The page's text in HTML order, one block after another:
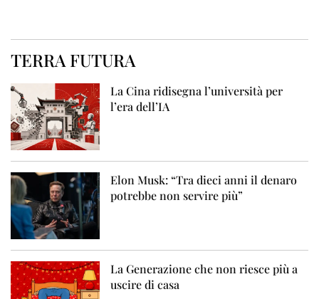
TERRA FUTURA
La Cina ridisegna l’università per
l’era dell’IA
Elon Musk: “Tra dieci anni il denaro
potrebbe non servire più”
La Generazione che non riesce più a
uscire di casa